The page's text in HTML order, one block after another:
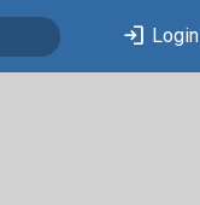
login Login